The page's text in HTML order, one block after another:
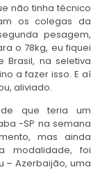
não tinha técnico
os colegas da
pesagem,
o 78kg, eu fiquei
Brasil, na seletiva
a fazer isso. E aí
aliviado.
que teria um
-SP na semana
mas ainda
modalidade, foi
– Azerbaijão, uma